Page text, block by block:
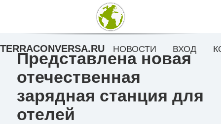
Представлена новая
отечественная
зарядная станция для
отелей
TERRACONVERSA.RU НОВОСТИ ВХОД